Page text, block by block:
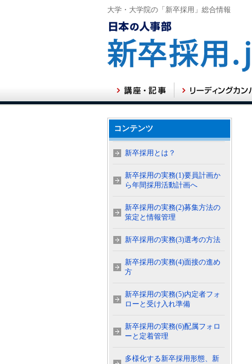
大学・大学院の「新卒採用」総合情報
コンテンツ
新卒採用とは？
新卒採用の実務(1)要員計画か
ら年間採用活動計画へ
新卒採用の実務(2)募集方法の
策定と情報管理
新卒採用の実務(3)選考の方法
新卒採用の実務(4)面接の進め
方
新卒採用の実務(5)内定者フォ
ローと受け入れ準備
新卒採用の実務(6)配属フォロ
ーと定着管理
多様化する新卒採用形態、新